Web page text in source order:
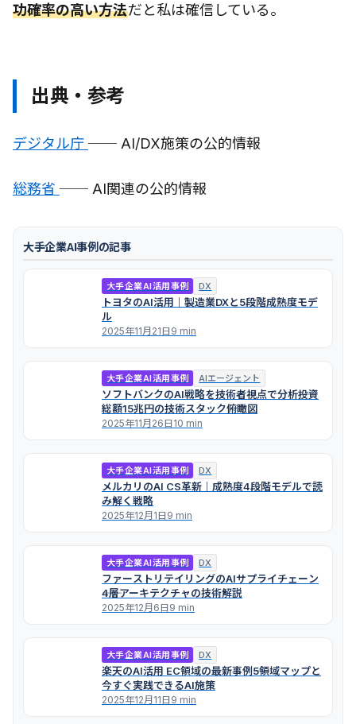
功確率の高い方法だと私は確信している。
出典・参考
デジタル庁 ── AI/DX施策の公的情報
総務省 ── AI関連の公的情報
大手企業AI事例の記事
大手企業AI活用事例 DX
トヨタのAI活用｜製造業DXと5段階成熟度モデ
ル
2025年11月21日9 min
大手企業AI活用事例 AIエージェント
ソフトバンクのAI戦略を技術者視点で分析――投資
総額15兆円の技術スタック俯瞰図
2025年11月26日10 min
大手企業AI活用事例 DX
メルカリのAI CS革新｜成熟度4段階モデルで読
み解く戦略
2025年12月1日9 min
大手企業AI活用事例 DX
ファーストリテイリングのAIサプライチェーン
――4層アーキテクチャの技術解説
2025年12月6日9 min
大手企業AI活用事例 DX
楽天のAI活用 EC領域の最新事例――5領域マップと
今すぐ実践できるAI施策
2025年12月11日9 min